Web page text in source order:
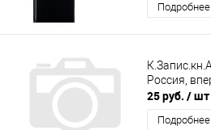
Подробнее
Россия,
25 руб. / шт
Подробнее